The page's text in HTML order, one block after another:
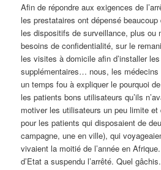
Afin de répondre aux exigences de
les prestataires ont dépensé beaucoup
les dispositifs de surveillance, plus ou
besoins de confidentialité, sur le
les visites à domicile afin d’installer
supplémentaires… nous, les
un temps fou à expliquer le pourquoi
les patients bons utilisateurs qu’ils
motiver les utilisateurs un peu limite
pour les patients qui disposaient de
campagne, une en ville), qui
vivaient la moitié de l’année en
d’Etat a suspendu l’arrêté. Quel gâchis.